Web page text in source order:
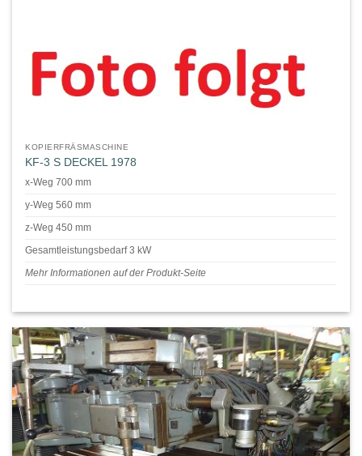
KOPIERFRÄSMASCHINE
KF-3 S DECKEL 1978
x-Weg 700 mm
y-Weg 560 mm
z-Weg 450 mm
Gesamtleistungsbedarf 3 kW
Mehr Informationen auf der Produkt-Seite